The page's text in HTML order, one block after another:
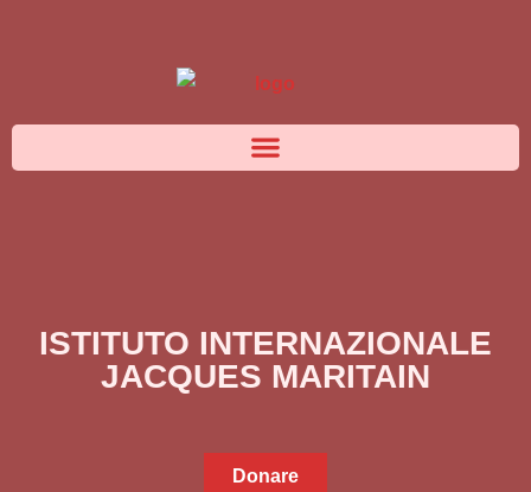
ISTITUTO INTERNAZIONALE
JACQUES MARITAIN
Donare